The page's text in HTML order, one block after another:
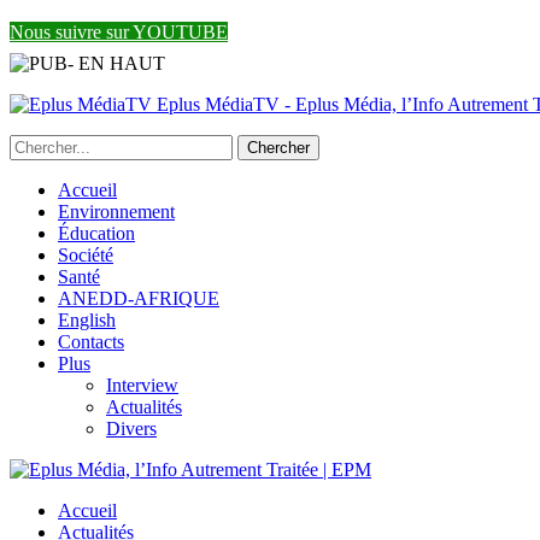
Nous suivre sur YOUTUBE
Eplus MédiaTV - Eplus Média, l’Info Autrement
Accueil
Environnement
Éducation
Société
Santé
ANEDD-AFRIQUE
English
Contacts
Plus
Interview
Actualités
Divers
Accueil
Actualités